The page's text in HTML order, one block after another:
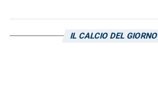
AVAR: DI MARCOIL CALCIO DEL GIORNO